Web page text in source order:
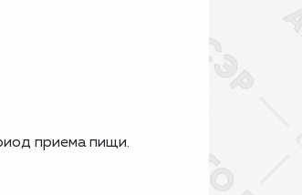
приема пищи.